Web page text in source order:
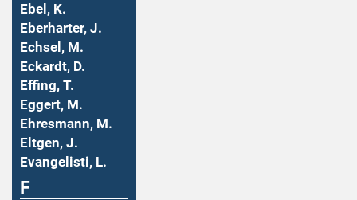
Ebel, K.
Eberharter, J.
Echsel, M.
Eckardt, D.
Effing, T.
Eggert, M.
Ehresmann, M.
Eltgen, J.
Evangelisti, L.
F